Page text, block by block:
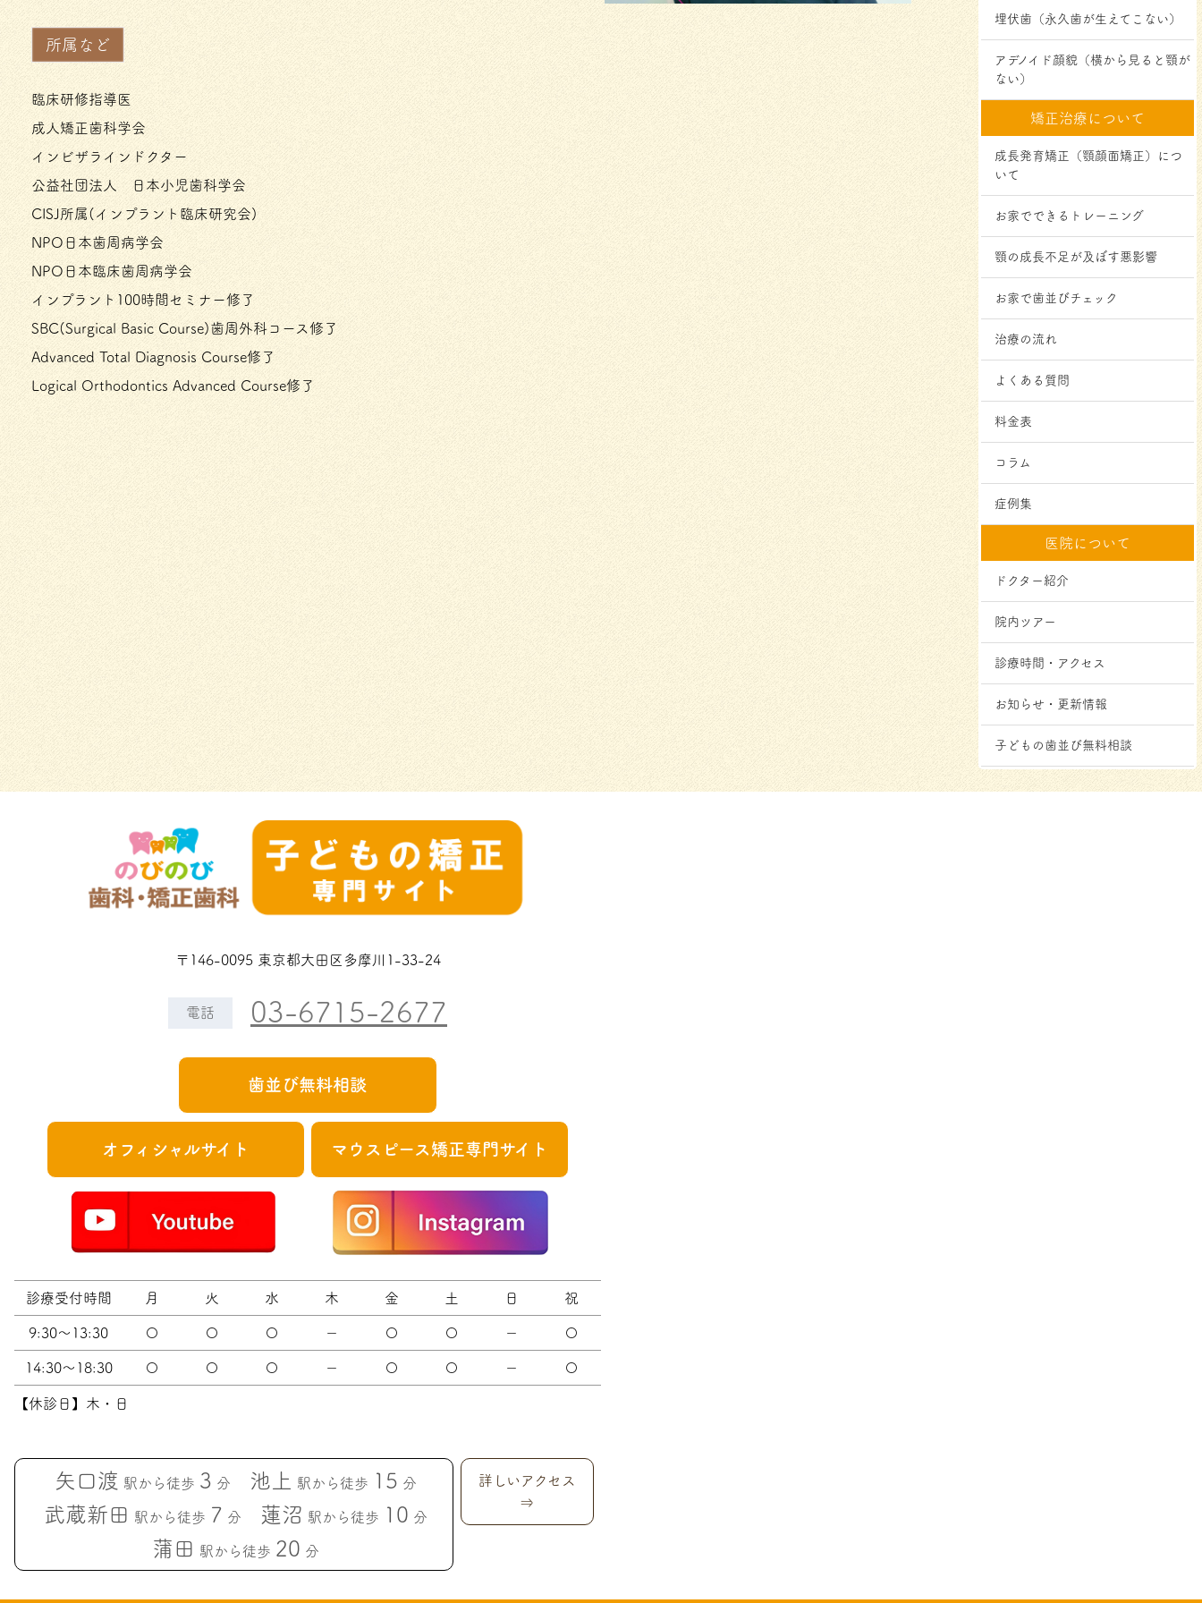
所属など
臨床研修指導医
成人矯正歯科学会
インビザラインドクター
公益社団法人 日本小児歯科学会
CISJ所属(インプラント臨床研究会)
NPO日本歯周病学会
NPO日本臨床歯周病学会
インプラント100時間セミナー修了
SBC(Surgical Basic Course)歯周外科コース修了
Advanced Total Diagnosis Course修了
Logical Orthodontics Advanced Course修了
埋伏歯（永久歯が生えてこない）
アデノイド顔貌（横から見ると顎が
ない）
矯正治療について
成長発育矯正（顎顔面矯正）につ
いて
お家でできるトレーニング
顎の成⻑不⾜が及ぼす悪影響
お家で歯並びチェック
治療の流れ
よくある質問
料金表
コラム
症例集
医院について
ドクター紹介
院内ツアー
診療時間・アクセス
お知らせ・更新情報
子どもの歯並び無料相談
〒146-0095 東京都大田区多摩川1-33-24
電話 03-6715-2677
歯並び無料相談
オフィシャルサイト マウスピース矯正専門サイト
診療受付時間 月 火 水 木 金 土 日 祝
9:30～13:30 〇 〇 〇 － 〇 〇 － 〇
14:30～18:30 〇 〇 〇 － 〇 〇 － 〇
【休診日】木・日
矢口渡 駅から徒歩 3 分 池上 駅から徒歩 15 分
武蔵新田 駅から徒歩 7 分 蓮沼 駅から徒歩 10 分
蒲田 駅から徒歩 20 分
詳しいアクセス
⇒